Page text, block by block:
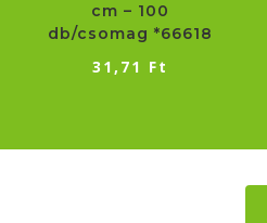
cm – 100
db/csomag *66618
31,71 Ft